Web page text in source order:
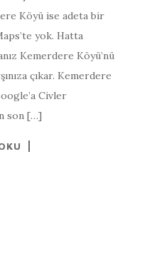
Köyü ise adeta bir
yok. Hatta
Kemerdere Köyü’nü
çıkar. Kemerdere
Civler
son […]